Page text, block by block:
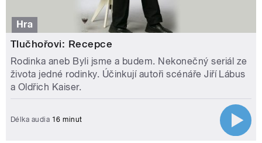
Hra
Tlučhořovi: Recepce
Rodinka aneb Byli jsme a budem. Nekonečný seriál ze
života jedné rodinky. Účinkují autoři scénáře Jiří Lábus
a Oldřich Kaiser.
Délka audia 16 minut